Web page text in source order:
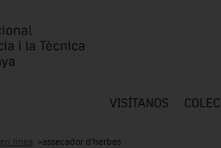
VISÍTANOS
línea assecador d'herbes